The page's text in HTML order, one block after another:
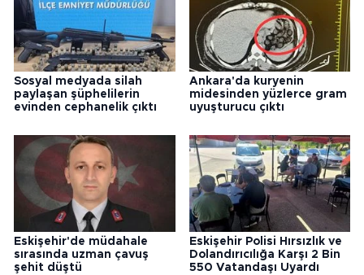
Sosyal medyada silah
paylaşan şüphelilerin
evinden cephanelik çıktı
Ankara'da kuryenin
midesinden yüzlerce gram
uyuşturucu çıktı
Eskişehir'de müdahale
sırasında uzman çavuş
şehit düştü
Eskişehir Polisi Hırsızlık ve
Dolandırıcılığa Karşı 2 Bin
550 Vatandaşı Uyardı